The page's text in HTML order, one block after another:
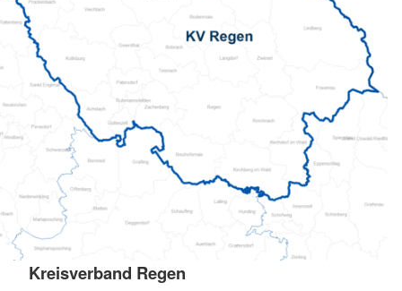
Kreisverband Regen